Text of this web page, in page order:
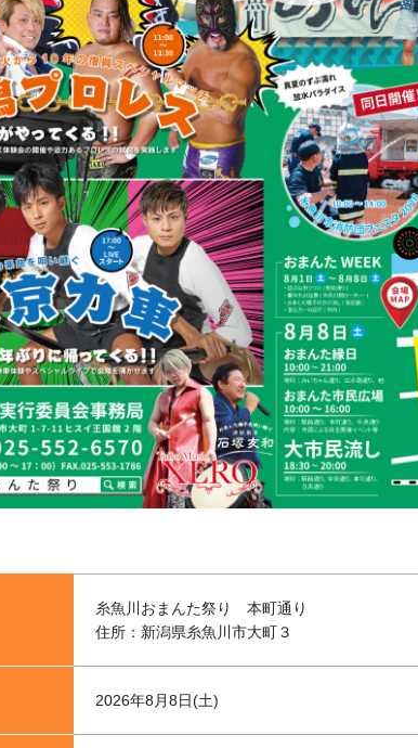
糸魚川おまんた祭り 本町通り
住所：新潟県糸魚川市大町３
2026年8月8日(土)